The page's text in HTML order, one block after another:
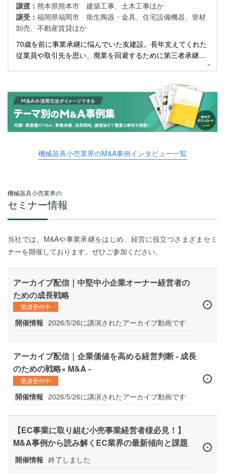
譲渡： 熊本県熊本市 建築工事、土木工事ほか
譲受： 福岡県福岡市 衛生陶器・金具、住宅設備機器、管材
卸売、不動産賃貸ほか
70歳を前に事業承継に悩んでいた友建設。長年支えてくれた
従業員や取引先を思い、廃業を回避するために第三者承継の
機械器具小売業界のM&A事例インタビュー一覧
機械器具小売業界の
セミナー情報
当社では、M&Aや事業承継をはじめ、経営に役立つさまざまセミ
ナーを開催しております。ぜひご参加ください。
アーカイブ配信｜中堅中小企業オーナー経営者の
ための成長戦略
受講受付中
開催情報 2026/5/26に講演されたアーカイブ動画です
アーカイブ配信｜企業価値を高める経営判断 - 成長
のための戦略× M&A -
受講受付中
開催情報 2026/5/26に講演されたアーカイブ動画です
【EC事業に取り組む小売事業経営者様必見！】
M&A事例から読み解くEC業界の最新傾向と課題
開催情報 終了しました